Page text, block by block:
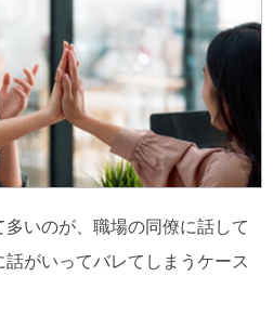
いのが、職場の同僚に話して
がいってバレてしまうケース